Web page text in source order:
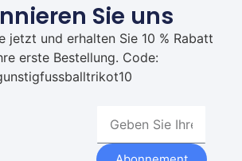
Sie uns
jetzt und erhalten Sie 10 % Rabatt
erste Bestellung. Code: